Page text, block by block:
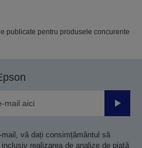
publicate pentru produsele concurente
vă dați consimțământul să
realizarea de analize de piață